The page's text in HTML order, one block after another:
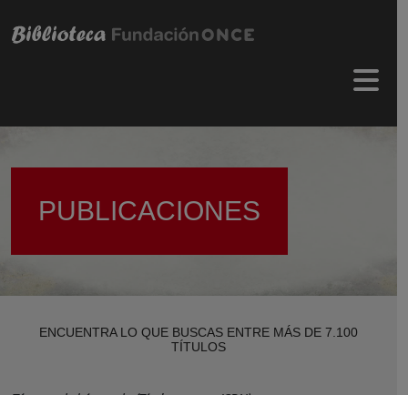
PUBLICACIONES
ENCUENTRA LO QUE BUSCAS ENTRE MÁS DE 7.100
TÍTULOS